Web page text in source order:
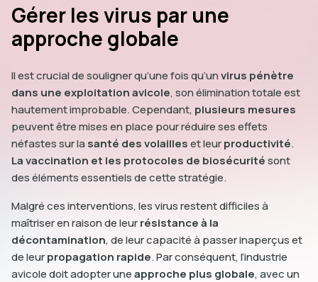
Gérer les virus par une
approche globale
Il est crucial de souligner qu’une fois qu’unvirus pénètre
dans une exploitation avicole, son élimination totale est
hautement improbable. Cependant, plusieurs mesures
peuvent être mises en place pour réduire ses effets
néfastes sur la santé des volailleset leurproductivité.
La vaccination et les protocoles de biosécuritésont
des éléments essentiels de cette stratégie.
Malgré ces interventions, les virus restent difficiles à
maîtriser en raison de leurrésistance à la
décontamination, de leur capacité à passer inaperçus et
de leurpropagation rapide. Par conséquent, l’industrie
avicole doit adopter uneapproche plus globale, avec un